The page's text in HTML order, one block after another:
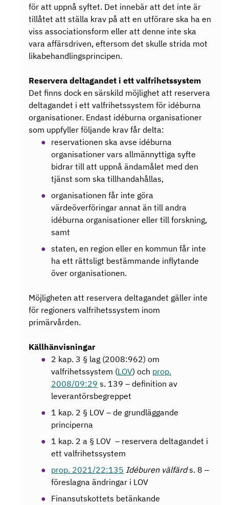
för att uppnå syftet. Det innebär att det inte är
tillåtet att ställa krav på att en utförare ska ha en
viss associationsform eller att denne inte ska
vara affärsdriven, eftersom det skulle strida mot
likabehandlingsprincipen.
Reservera deltagandet i ett valfrihetssystem
Det finns dock en särskild möjlighet att reservera
deltagandet i ett valfrihetssystem för idéburna
organisationer. Endast idéburna organisationer
som uppfyller följande krav får delta:
reservationen ska avse idéburna
organisationer vars allmännyttiga syfte
bidrar till att uppnå ändamålet med den
tjänst som ska tillhandahållas,
organisationen får inte göra
värdeöverföringar annat än till andra
idéburna organisationer eller till forskning,
samt
staten, en region eller en kommun får inte
ha ett rättsligt bestämmande inflytande
över organisationen.
Möjligheten att reservera deltagandet gäller inte
för regioners valfrihetssystem inom
primärvården.
Källhänvisningar
2 kap. 3 § lag (2008:962) om
valfrihetssystem (LOV) och prop.
2008/09:29 s. 139 – definition av
leverantörsbegreppet
1 kap. 2 § LOV – de grundläggande
principerna
1 kap. 2 a § LOV – reservera deltagandet i
ett valfrihetssystem
prop. 2021/22:135 Idéburen välfärds. 8 –
föreslagna ändringar i LOV
Finansutskottets betänkande